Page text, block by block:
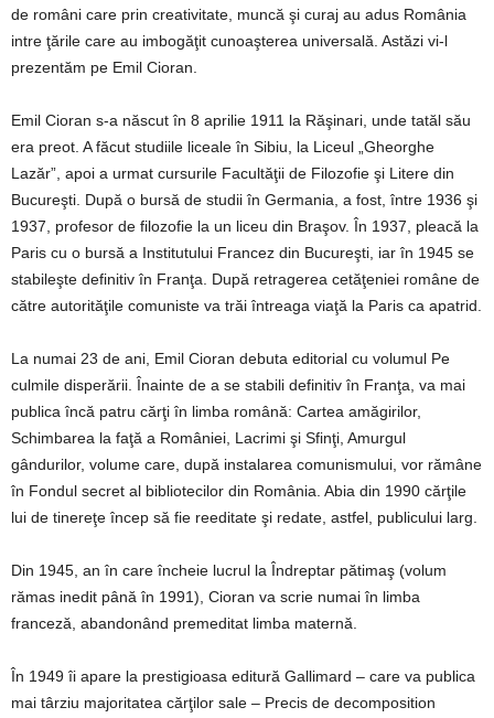
de români care prin creativitate, muncă şi curaj au adus România
intre ţările care au imbogăţit cunoaşterea universală. Astăzi vi-l
prezentăm pe Emil Cioran.
Emil Cioran s-a născut în 8 aprilie 1911 la Răşinari, unde tatăl său
era preot. A făcut studiile liceale în Sibiu, la Liceul „Gheorghe
Lazăr”, apoi a urmat cursurile Facultăţii de Filozofie şi Litere din
Bucureşti. După o bursă de studii în Germania, a fost, între 1936 şi
1937, profesor de filozofie la un liceu din Braşov. În 1937, pleacă la
Paris cu o bursă a Institutului Francez din Bucureşti, iar în 1945 se
stabileşte definitiv în Franţa. După retragerea cetăţeniei române de
către autorităţile comuniste va trăi întreaga viaţă la Paris ca apatrid.
La numai 23 de ani, Emil Cioran debuta editorial cu volumul Pe
culmile disperării. Înainte de a se stabili definitiv în Franţa, va mai
publica încă patru cărţi în limba română: Cartea amăgirilor,
Schimbarea la faţă a României, Lacrimi şi Sfinţi, Amurgul
gândurilor, volume care, după instalarea comunismului, vor rămâne
în Fondul secret al bibliotecilor din România. Abia din 1990 cărţile
lui de tinereţe încep să fie reeditate şi redate, astfel, publicului larg.
Din 1945, an în care încheie lucrul la Îndreptar pătimaş (volum
rămas inedit până în 1991), Cioran va scrie numai în limba
franceză, abandonând premeditat limba maternă.
În 1949 îi apare la prestigioasa editură Gallimard – care va publica
mai târziu majoritatea cărţilor sale – Precis de decomposition